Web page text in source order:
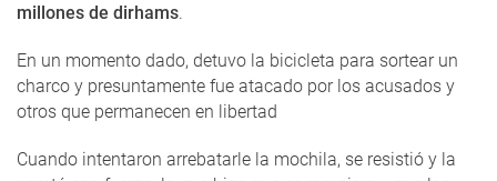
millones de dirhams.
En un momento dado, detuvo la bicicleta para sortear un
charco y presuntamente fue atacado por los acusados y
otros que permanecen en libertad
Cuando intentaron arrebatarle la mochila, se resistió y la